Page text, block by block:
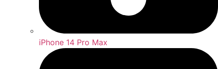
iPhone 14 Pro Max